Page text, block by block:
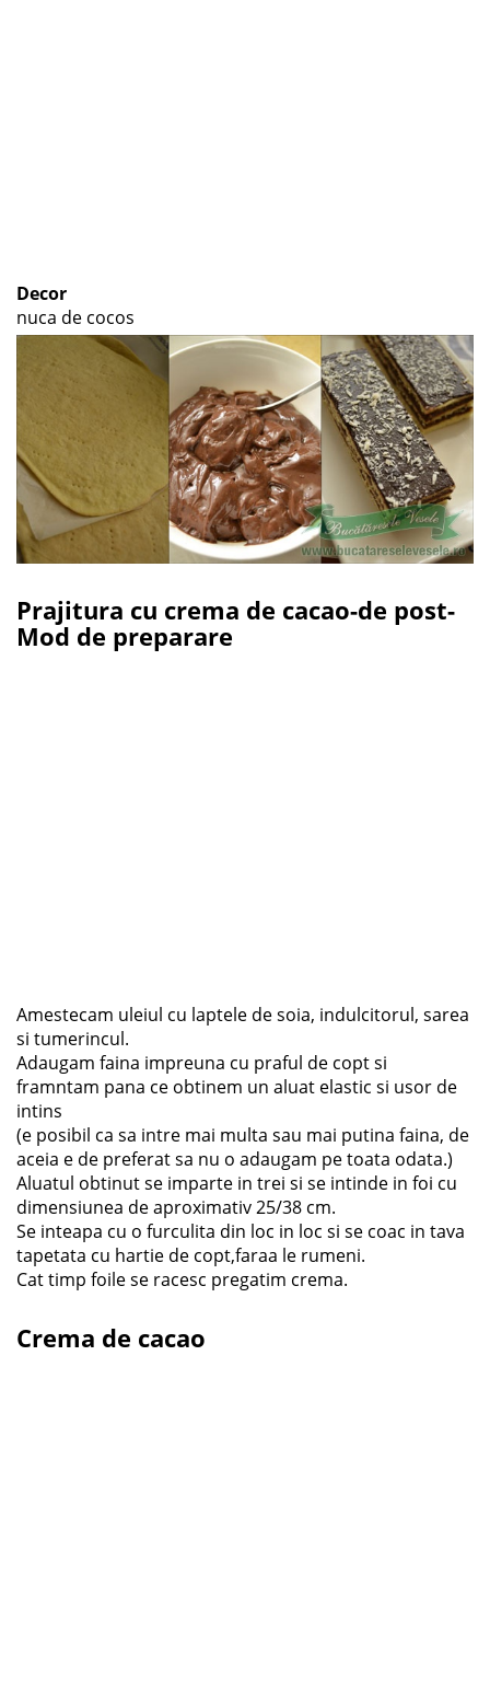
Decor
nuca de cocos
Prajitura cu crema de cacao-de post-
Mod de preparare
Amestecam uleiul cu laptele de soia, indulcitorul, sarea
si tumerincul.
Adaugam faina impreuna cu praful de copt si
framntam pana ce obtinem un aluat elastic si usor de
intins
(e posibil ca sa intre mai multa sau mai putina faina, de
aceia e de preferat sa nu o adaugam pe toata odata.)
Aluatul obtinut se imparte in trei si se intinde in foi cu
dimensiunea de aproximativ 25/38 cm.
Se inteapa cu o furculita din loc in loc si se coac in tava
tapetata cu hartie de copt,faraa le rumeni.
Cat timp foile se racesc pregatim crema.
Crema de cacao